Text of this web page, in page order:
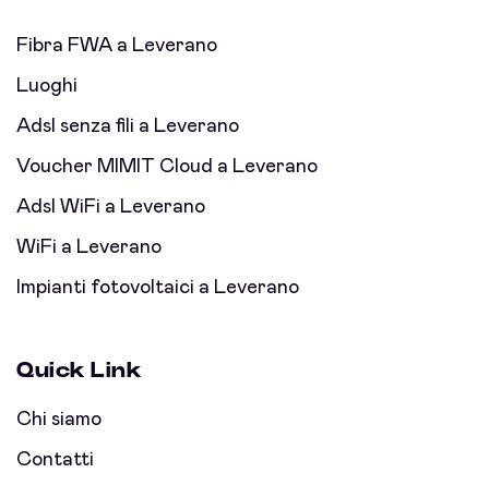
Fibra FWA a Leverano
Luoghi
Adsl senza fili a Leverano
Voucher MIMIT Cloud a Leverano
Adsl WiFi a Leverano
WiFi a Leverano
Impianti fotovoltaici a Leverano
Quick Link
Chi siamo
Contatti